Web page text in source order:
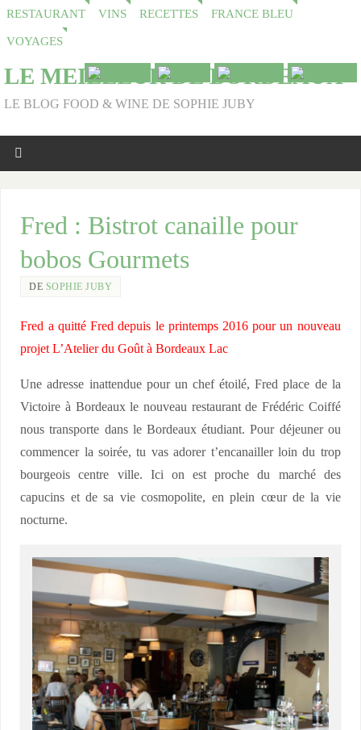
RESTAURANT VINS RECETTES FRANCE BLEU
VOYAGES
LE MEILLEUR DE BORDEAUX
LE BLOG FOOD & WINE DE SOPHIE JUBY
Fred : Bistrot canaille pour
bobos Gourmets
DE SOPHIE JUBY
Fred a quitté Fred depuis le printemps 2016 pour un nouveau
projet L’Atelier du Goût à Bordeaux Lac
Une adresse inattendue pour un chef étoilé, Fred place de la
Victoire à Bordeaux le nouveau restaurant de Frédéric Coiffé
nous transporte dans le Bordeaux étudiant. Pour déjeuner ou
commencer la soirée, tu vas adorer t’encanailler loin du trop
bourgeois centre ville. Ici on est proche du marché des
capucins et de sa vie cosmopolite, en plein cœur de la vie
nocturne.